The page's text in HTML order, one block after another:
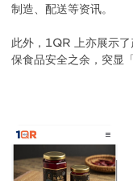
制造、配送等资讯。
此外，1QR 上亦展示
保食品安全之余，突显